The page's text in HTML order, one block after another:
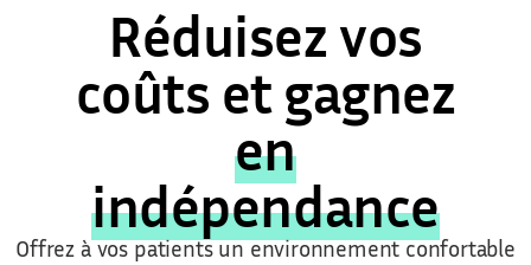
Réduisez vos
coûts et gagnez
en
indépendance
Offrez à vos patients un environnement confortable